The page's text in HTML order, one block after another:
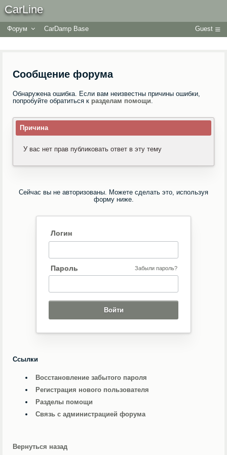
CarLine
Форум CarDamp Base Guest
Сообщение форума
Обнаружена ошибка. Если вам неизвестны причины ошибки,
попробуйте обратиться к разделам помощи.
Причина
У вас нет прав публиковать ответ в эту тему
Сейчас вы не авторизованы. Можете сделать это, используя
форму ниже.
Логин
Пароль Забыли пароль?
Ссылки
Восстановление забытого пароля
Регистрация нового пользователя
Разделы помощи
Связь с администрацией форума
Вернуться назад